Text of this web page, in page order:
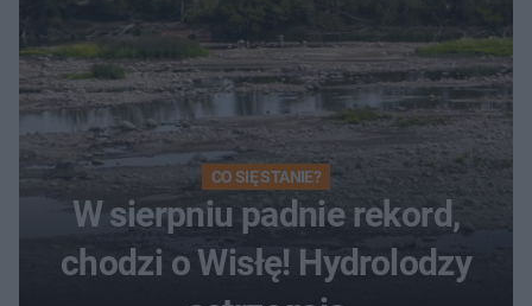
CO SIĘ STANIE?
W sierpniu padnie rekord,
chodzi o Wisłę! Hydrolodzy